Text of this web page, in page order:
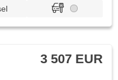
3 507 EUR